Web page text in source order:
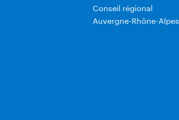
Conseil régional
Auvergne-Rhône-Alpes